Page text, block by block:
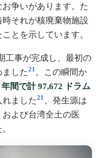
争いがあります。た
それが核廃棄物施設
とを示しています。
工事が完成し、最初の
した21。この瞬間か
年間で計 97,672 ドラム
れました21。発生源は
よび台湾全土の医